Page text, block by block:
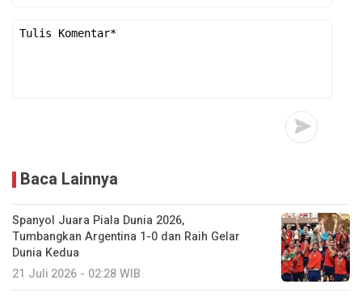
Baca Lainnya
Spanyol Juara Piala Dunia 2026,
Tumbangkan Argentina 1-0 dan Raih Gelar
Dunia Kedua
21 Juli 2026 - 02:28 WIB